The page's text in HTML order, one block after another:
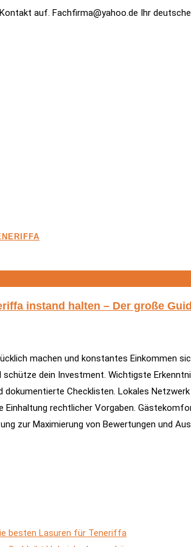
auf. Fachfirma@yahoo.de Ihr
instand halten – Der große
machen und konstantes Einkommen
dein Investment. Wichtigste
dokumentierte Checklisten. Lokales
Einhaltung rechtlicher Vorgaben.
zur Maximierung von Bewertungen und
besten Lasuren für Teneriffa